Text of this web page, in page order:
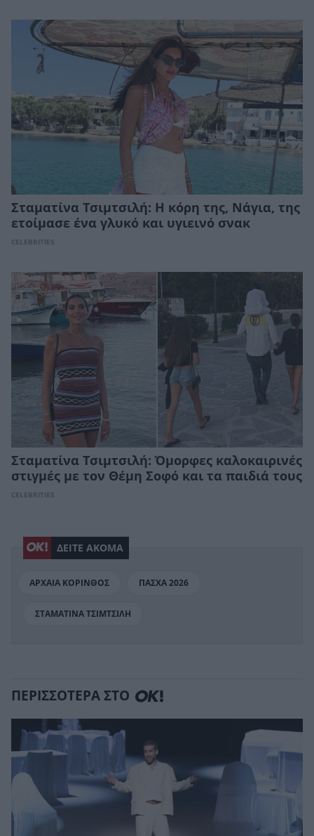
Σταματίνα Τσιμτσιλή: Η κόρη της, Νάγια, της
ετοίμασε ένα γλυκό και υγιεινό σνακ
CELEBRITIES
Σταματίνα Τσιμτσιλή: Όμορφες καλοκαιρινές
στιγμές με τον Θέμη Σοφό και τα παιδιά τους
CELEBRITIES
ΔΕΙΤΕ ΑΚΟΜΑ
ΑΡΧΑΙΑ ΚΟΡΙΝΘΟΣ ΠΑΣΧΑ 2026
ΣΤΑΜΑΤΙΝΑ ΤΣΙΜΤΣΙΛΗ
ΠΕΡΙΣΣΟΤΕΡΑ ΣΤΟ